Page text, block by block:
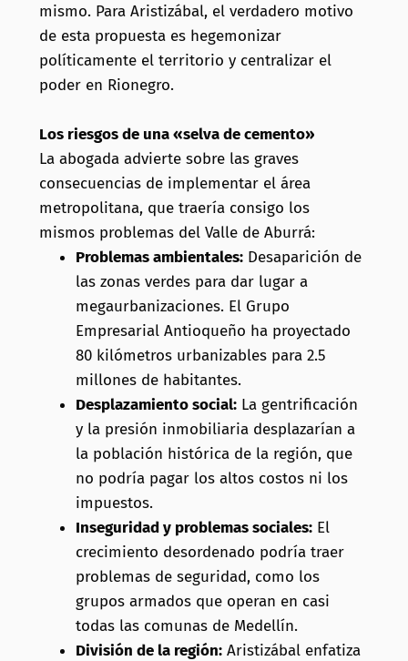
mismo. Para Aristizábal, el verdadero motivo
de esta propuesta es hegemonizar
políticamente el territorio y centralizar el
poder en Rionegro.
Los riesgos de una «selva de cemento»
La abogada advierte sobre las graves
consecuencias de implementar el área
metropolitana, que traería consigo los
mismos problemas del Valle de Aburrá:
Problemas ambientales:Desaparición de
las zonas verdes para dar lugar a
megaurbanizaciones. El Grupo
Empresarial Antioqueño ha proyectado
80 kilómetros urbanizables para 2.5
millones de habitantes.
Desplazamiento social:La gentrificación
y la presión inmobiliaria desplazarían a
la población histórica de la región, que
no podría pagar los altos costos ni los
impuestos.
Inseguridad y problemas sociales:El
crecimiento desordenado podría traer
problemas de seguridad, como los
grupos armados que operan en casi
todas las comunas de Medellín.
División de la región:Aristizábal enfatiza